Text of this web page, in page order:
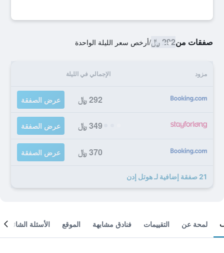
صفقات من292 ﷼ /أرخص سعر الليلة الواحدة
مزود الإجمالي في الليلة
292 ﷼ عرض الصفقة
349 ﷼ عرض الصفقة
370 ﷼ عرض الصفقة
21 صفقة إضافية لـ هوتل إدن
لمحة عن التقييمات فنادق مشابهة الموقع الأسئلة الشائعة